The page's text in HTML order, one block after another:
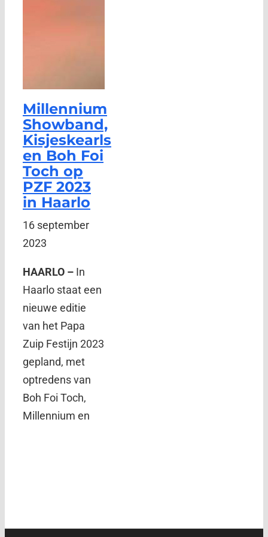
Millennium
Showband,
Kisjeskearls
en Boh Foi
Toch op
PZF 2023
in Haarlo
16 september
2023
HAARLO – In
Haarlo staat een
nieuwe editie
van het Papa
Zuip Festijn 2023
gepland, met
optredens van
Boh Foi Toch,
Millennium en